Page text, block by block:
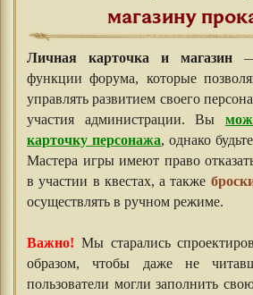
магазину
Личная карточка и магазин —
функции форума, которые
управлять развитием своего
участия администрации. Вы
карточку персонажа, однако
Мастера игры имеют право
в участии в квестах, а также
осуществлять в ручном режиме.
Важно! Мы старались
образом, чтобы даже не
пользователи могли заполнить